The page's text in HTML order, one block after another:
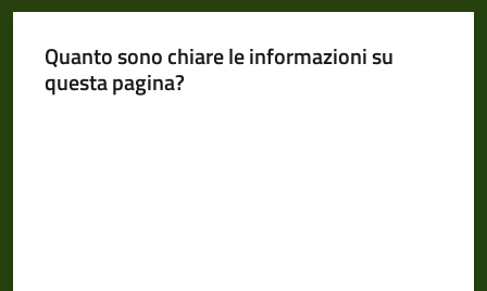
Pubblicazioni
Quanto sono chiare le informazioni su
questa pagina?